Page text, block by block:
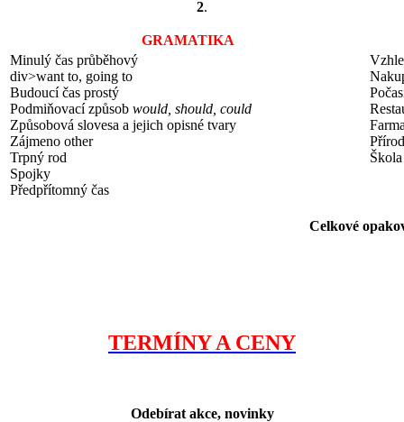
2.
GRAMATIKA
Minulý čas průběhový
div>want to, going to
Budoucí čas prostý
Podmiňovací způsob would, should, could
Způsobová slovesa a jejich opisné tvary
Zájmeno other
Trpný rod
Spojky
Předpřítomný čas
Škola
Celkové
TERMÍNY A CENY
Odebírat akce, novinky